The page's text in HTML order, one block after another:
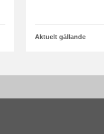
Aktuelt gällande